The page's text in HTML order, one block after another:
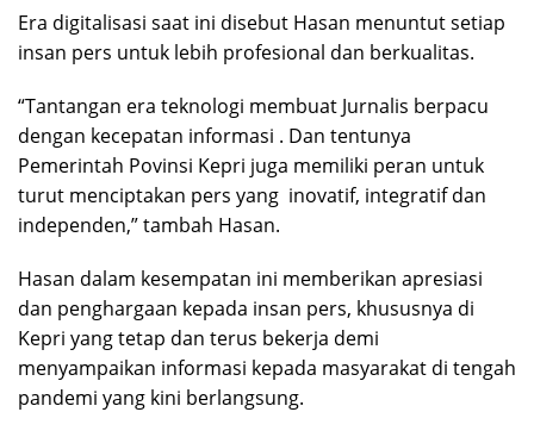
Era digitalisasi saat ini disebut Hasan menuntut setiap
insan pers untuk lebih profesional dan berkualitas.
“Tantangan era teknologi membuat Jurnalis berpacu
dengan kecepatan informasi . Dan tentunya
Pemerintah Povinsi Kepri juga memiliki peran untuk
turut menciptakan pers yang inovatif, integratif dan
independen,” tambah Hasan.
Hasan dalam kesempatan ini memberikan apresiasi
dan penghargaan kepada insan pers, khususnya di
Kepri yang tetap dan terus bekerja demi
menyampaikan informasi kepada masyarakat di tengah
pandemi yang kini berlangsung.